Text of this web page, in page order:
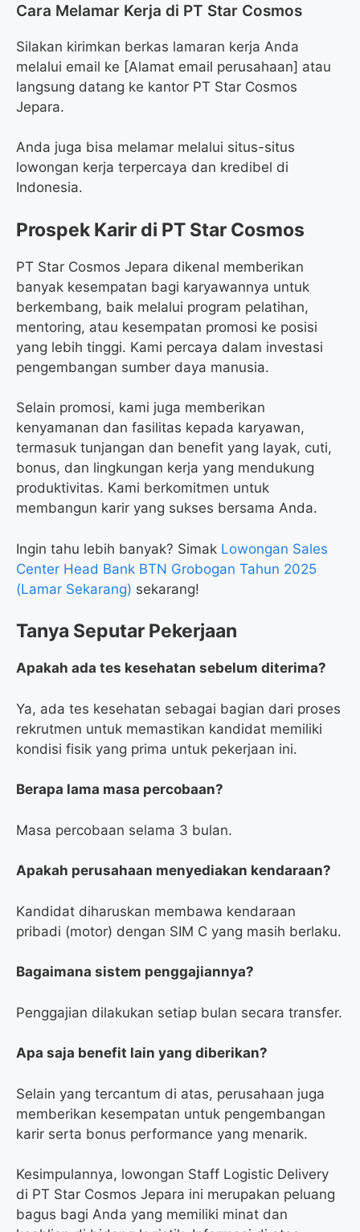
Cara Melamar Kerja di PT Star Cosmos
Silakan kirimkan berkas lamaran kerja Anda
melalui email ke [Alamat email perusahaan] atau
langsung datang ke kantor PT Star Cosmos
Jepara.
Anda juga bisa melamar melalui situs-situs
lowongan kerja terpercaya dan kredibel di
Indonesia.
Prospek Karir di PT Star Cosmos
PT Star Cosmos Jepara dikenal memberikan
banyak kesempatan bagi karyawannya untuk
berkembang, baik melalui program pelatihan,
mentoring, atau kesempatan promosi ke posisi
yang lebih tinggi. Kami percaya dalam investasi
pengembangan sumber daya manusia.
Selain promosi, kami juga memberikan
kenyamanan dan fasilitas kepada karyawan,
termasuk tunjangan dan benefit yang layak, cuti,
bonus, dan lingkungan kerja yang mendukung
produktivitas. Kami berkomitmen untuk
membangun karir yang sukses bersama Anda.
Ingin tahu lebih banyak? Simak Lowongan Sales
Center Head Bank BTN Grobogan Tahun 2025
(Lamar Sekarang) sekarang!
Tanya Seputar Pekerjaan
Apakah ada tes kesehatan sebelum diterima?
Ya, ada tes kesehatan sebagai bagian dari proses
rekrutmen untuk memastikan kandidat memiliki
kondisi fisik yang prima untuk pekerjaan ini.
Berapa lama masa percobaan?
Masa percobaan selama 3 bulan.
Apakah perusahaan menyediakan kendaraan?
Kandidat diharuskan membawa kendaraan
pribadi (motor) dengan SIM C yang masih berlaku.
Bagaimana sistem penggajiannya?
Penggajian dilakukan setiap bulan secara transfer.
Apa saja benefit lain yang diberikan?
Selain yang tercantum di atas, perusahaan juga
memberikan kesempatan untuk pengembangan
karir serta bonus performance yang menarik.
Kesimpulannya, lowongan Staff Logistic Delivery
di PT Star Cosmos Jepara ini merupakan peluang
bagus bagi Anda yang memiliki minat dan